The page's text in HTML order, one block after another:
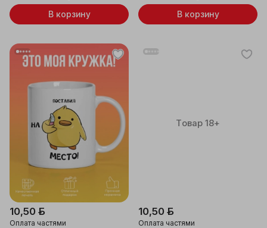
В корзину В корзину
10,50 ƃ
Оплата частями
Товар 18+
10,50 ƃ
Оплата частями